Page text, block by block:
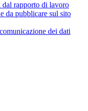
dal rapporto di lavoro
da pubblicare sul sito
dei dati